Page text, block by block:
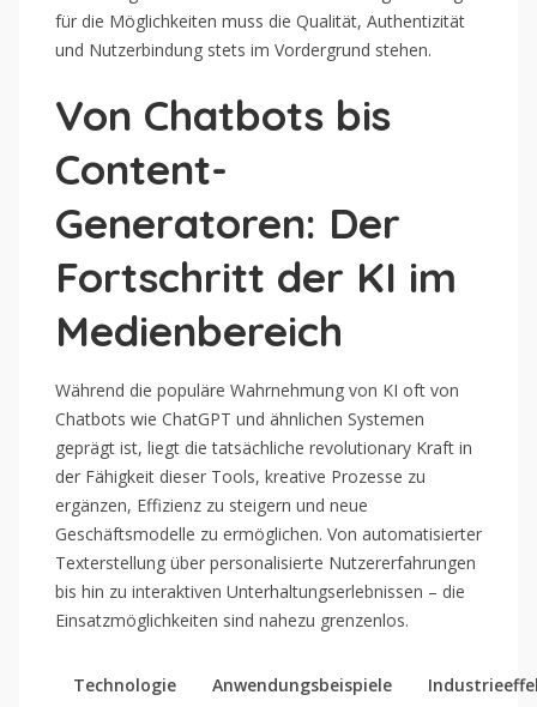
für die Möglichkeiten muss die Qualität, Authentizität
und Nutzerbindung stets im Vordergrund stehen.
Von Chatbots bis
Content-
Generatoren: Der
Fortschritt der KI im
Medienbereich
Während die populäre Wahrnehmung von KI oft von
Chatbots wie ChatGPT und ähnlichen Systemen
geprägt ist, liegt die tatsächliche revolutionary Kraft in
der Fähigkeit dieser Tools, kreative Prozesse zu
ergänzen, Effizienz zu steigern und neue
Geschäftsmodelle zu ermöglichen. Von automatisierter
Texterstellung über personalisierte Nutzererfahrungen
bis hin zu interaktiven Unterhaltungserlebnissen – die
Einsatzmöglichkeiten sind nahezu grenzenlos.
Technologie Anwendungsbeispiele